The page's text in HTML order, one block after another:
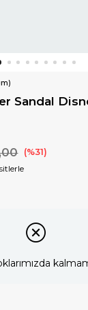
Sandal
31